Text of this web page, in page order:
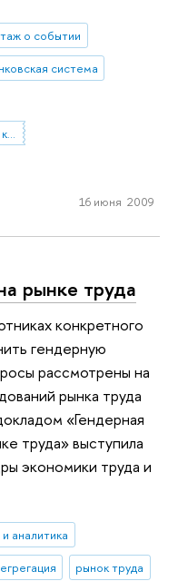
о событии
система
мировой финансово-экономический кризис
16 июня 2009
рынке труда
конкретного
гендерную
рассмотрены на
рынка труда
«Гендерная
труда» выступила
экономики труда и
аналитика
рынок труда